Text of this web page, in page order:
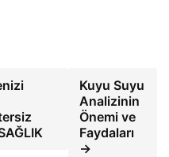
Kuyu Suyu
Analizinin
Önemi ve
Faydaları
→